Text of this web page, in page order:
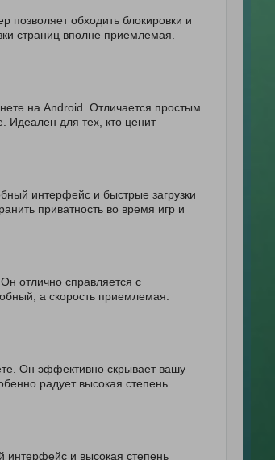
позволяет обходить блокировки и
страниц вполне приемлемая.
на Android. Отличается простым
Идеален для тех, кто ценит
интерфейс и быстрые загрузки
приватность во время игр и
отлично справляется с
а скорость приемлемая.
Он эффективно скрывает вашу
радует высокая степень
интерфейс и высокая степень